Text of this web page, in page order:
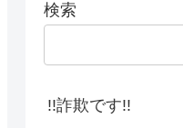
検索
!!詐欺です!!